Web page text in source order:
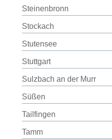
Steinenbronn
Stockach
Stutensee
Stuttgart
Sulzbach an der Murr
Süßen
Tailfingen
Tamm